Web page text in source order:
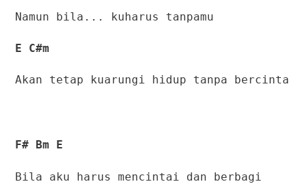
Namun bila... kuharus tanpamu
E C#m
Akan tetap kuarungi hidup tanpa bercinta
F# Bm E
Bila aku harus mencintai dan berbagi